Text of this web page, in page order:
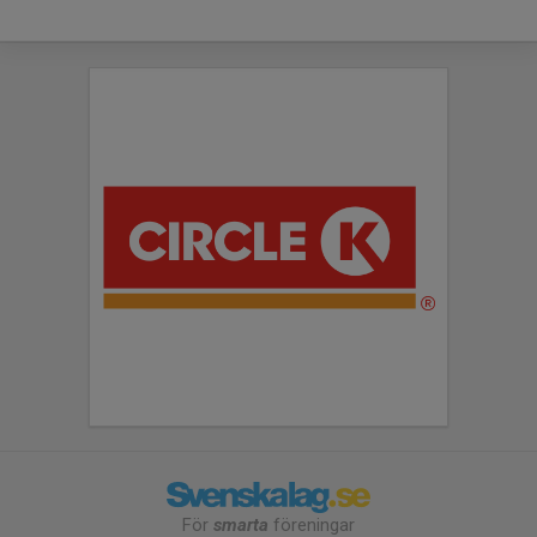
För smarta föreningar